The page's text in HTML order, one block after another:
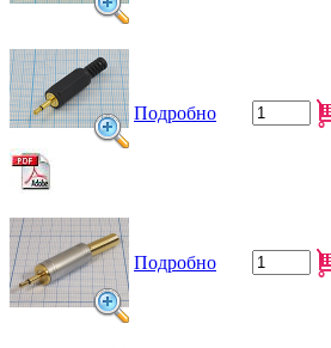
Подробно
Подробно